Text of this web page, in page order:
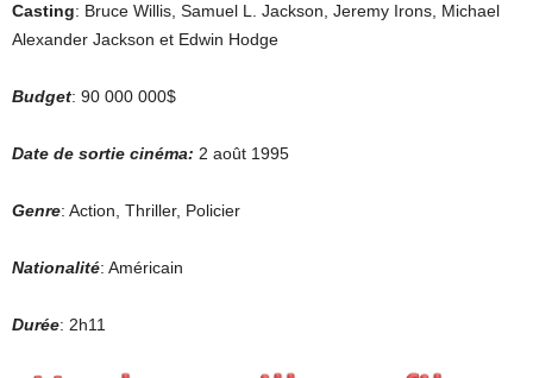
Casting: Bruce Willis, Samuel L. Jackson, Jeremy Irons, Michael
Alexander Jackson et Edwin Hodge
Budget: 90 000 000$
Date de sortie cinéma: 2 août 1995
Genre: Action, Thriller, Policier
Nationalité: Américain
Durée: 2h11